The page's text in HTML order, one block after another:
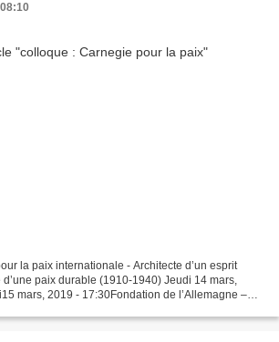
la paix internationale - Architecte d’un esprit
paix durable (1910-1940) Jeudi 14 mars,
mars, 2019 - 17:30Fondation de l’Allemagne –